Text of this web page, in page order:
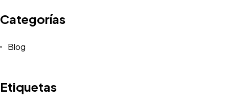
Categorías
Blog
Etiquetas